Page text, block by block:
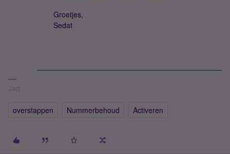
Groetjes,
Sedat
Jan
overstappen Nummerbehoud Activeren